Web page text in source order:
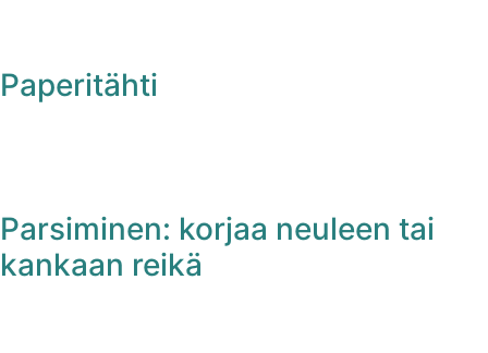
Paperitähti
Parsiminen: korjaa neuleen tai
kankaan reikä